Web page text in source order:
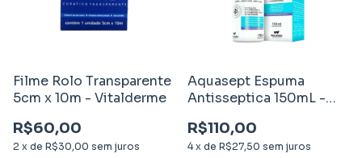
Filme Rolo Transparente
5cm x 10m - Vitalderme
R$60,00
2 x de R$30,00 sem juros
Aquasept Espuma
Antisseptica 150mL -
R$110,00
4 x de R$27,50 sem juros